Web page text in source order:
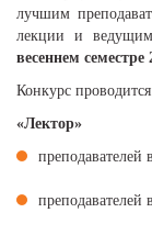
лучшим
лекции и
весеннем семестре
Конкурс
«Лектор»
преподавателей
преподавателей